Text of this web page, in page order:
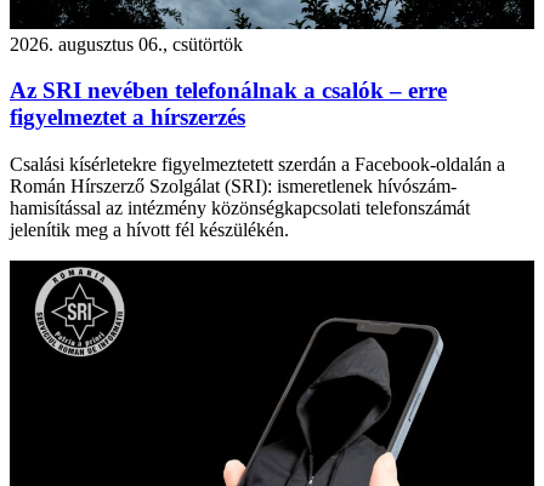
2026. augusztus 06., csütörtök
Az SRI nevében telefonálnak a csalók – erre
figyelmeztet a hírszerzés
Csalási kísérletekre figyelmeztetett szerdán a Facebook-oldalán a
Román Hírszerző Szolgálat (SRI): ismeretlenek hívószám-
hamisítással az intézmény közönségkapcsolati telefonszámát
jelenítik meg a hívott fél készülékén.